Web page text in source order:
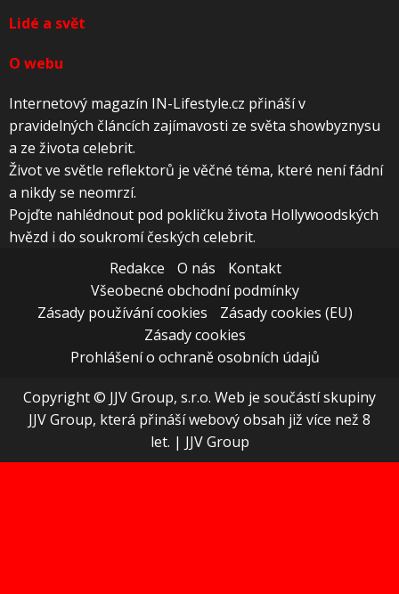
Lidé a svět
O webu
Internetový magazín IN-Lifestyle.cz přináší v
pravidelných článcích zajímavosti ze světa showbyznysu
a ze života celebrit.
Život ve světle reflektorů je věčné téma, které není fádní
a nikdy se neomrzí.
Pojďte nahlédnout pod pokličku života Hollywoodských
hvězd i do soukromí českých celebrit.
Redakce
O nás
Kontakt
Všeobecné obchodní podmínky
Zásady používání cookies
Zásady cookies (EU)
Zásady cookies
Prohlášení o ochraně osobních údajů
Copyright © JJV Group, s.r.o. Web je součástí skupiny
JJV Group, která přináší webový obsah již více než 8
let. | JJV Group